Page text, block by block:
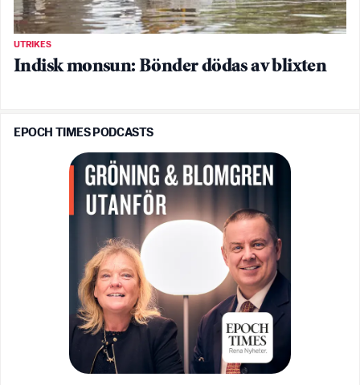
UTRIKES
Indisk monsun: Bönder dödas av blixten
EPOCH TIMES PODCASTS